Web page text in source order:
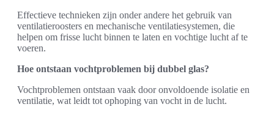
Effectieve technieken zijn onder andere het gebruik van
ventilatieroosters en mechanische ventilatiesystemen, die
helpen om frisse lucht binnen te laten en vochtige lucht af te
voeren.
Hoe ontstaan vochtproblemen bij dubbel glas?
Vochtproblemen ontstaan vaak door onvoldoende isolatie en
ventilatie, wat leidt tot ophoping van vocht in de lucht.